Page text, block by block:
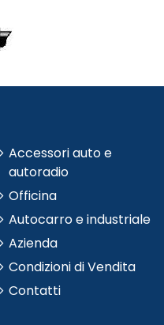
Accessori auto e
autoradio
Officina
Autocarro e industriale
Azienda
Condizioni di Vendita
Contatti